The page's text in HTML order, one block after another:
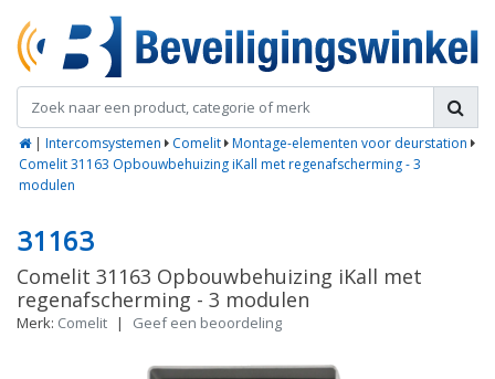
| Intercomsystemen Comelit Montage-elementen voor deurstation
Comelit 31163 Opbouwbehuizing iKall met regenafscherming - 3
modulen
31163
Comelit 31163 Opbouwbehuizing iKall met
regenafscherming - 3 modulen
Merk: Comelit | Geef een beoordeling